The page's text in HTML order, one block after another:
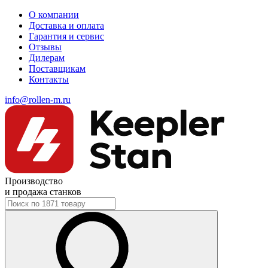
О компании
Доставка и оплата
Гарантия и сервис
Отзывы
Дилерам
Поставщикам
Контакты
info@rollen-m.ru
Производство
и продажа станков